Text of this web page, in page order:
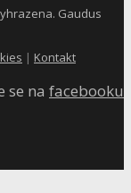
Gaudus
| Kontakt
se na facebooku